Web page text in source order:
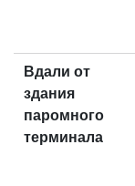
Вдали от
здания
паромного
терминала